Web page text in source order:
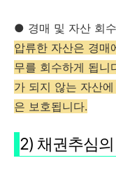
● 경매 및 자산 회수
압류한 자산은 경매
무를 회수하게 됩니
가 되지 않는 자산
은 보호됩니다​.
2) 채권추심